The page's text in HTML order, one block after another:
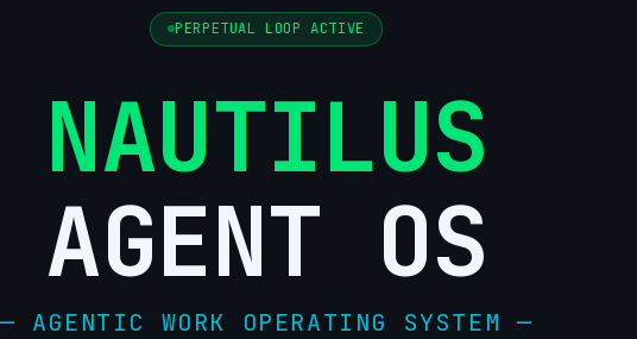
PERPETUAL LOOP ACTIVE
NAUTILUS
AGENT OS
— AGENTIC WORK OPERATING SYSTEM —